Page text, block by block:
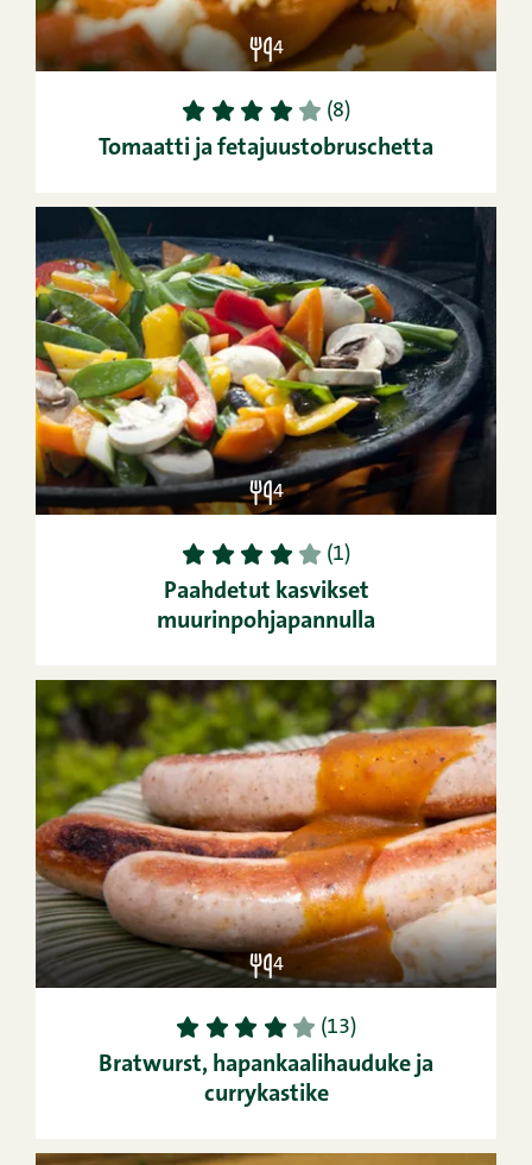
4
1 2 3 4 5 (8)
Tomaatti ja fetajuustobruschetta
4
1 2 3 4 5 (1)
Paahdetut kasvikset
muurinpohjapannulla
4
1 2 3 4 5 (13)
Bratwurst, hapankaalihauduke ja
currykastike